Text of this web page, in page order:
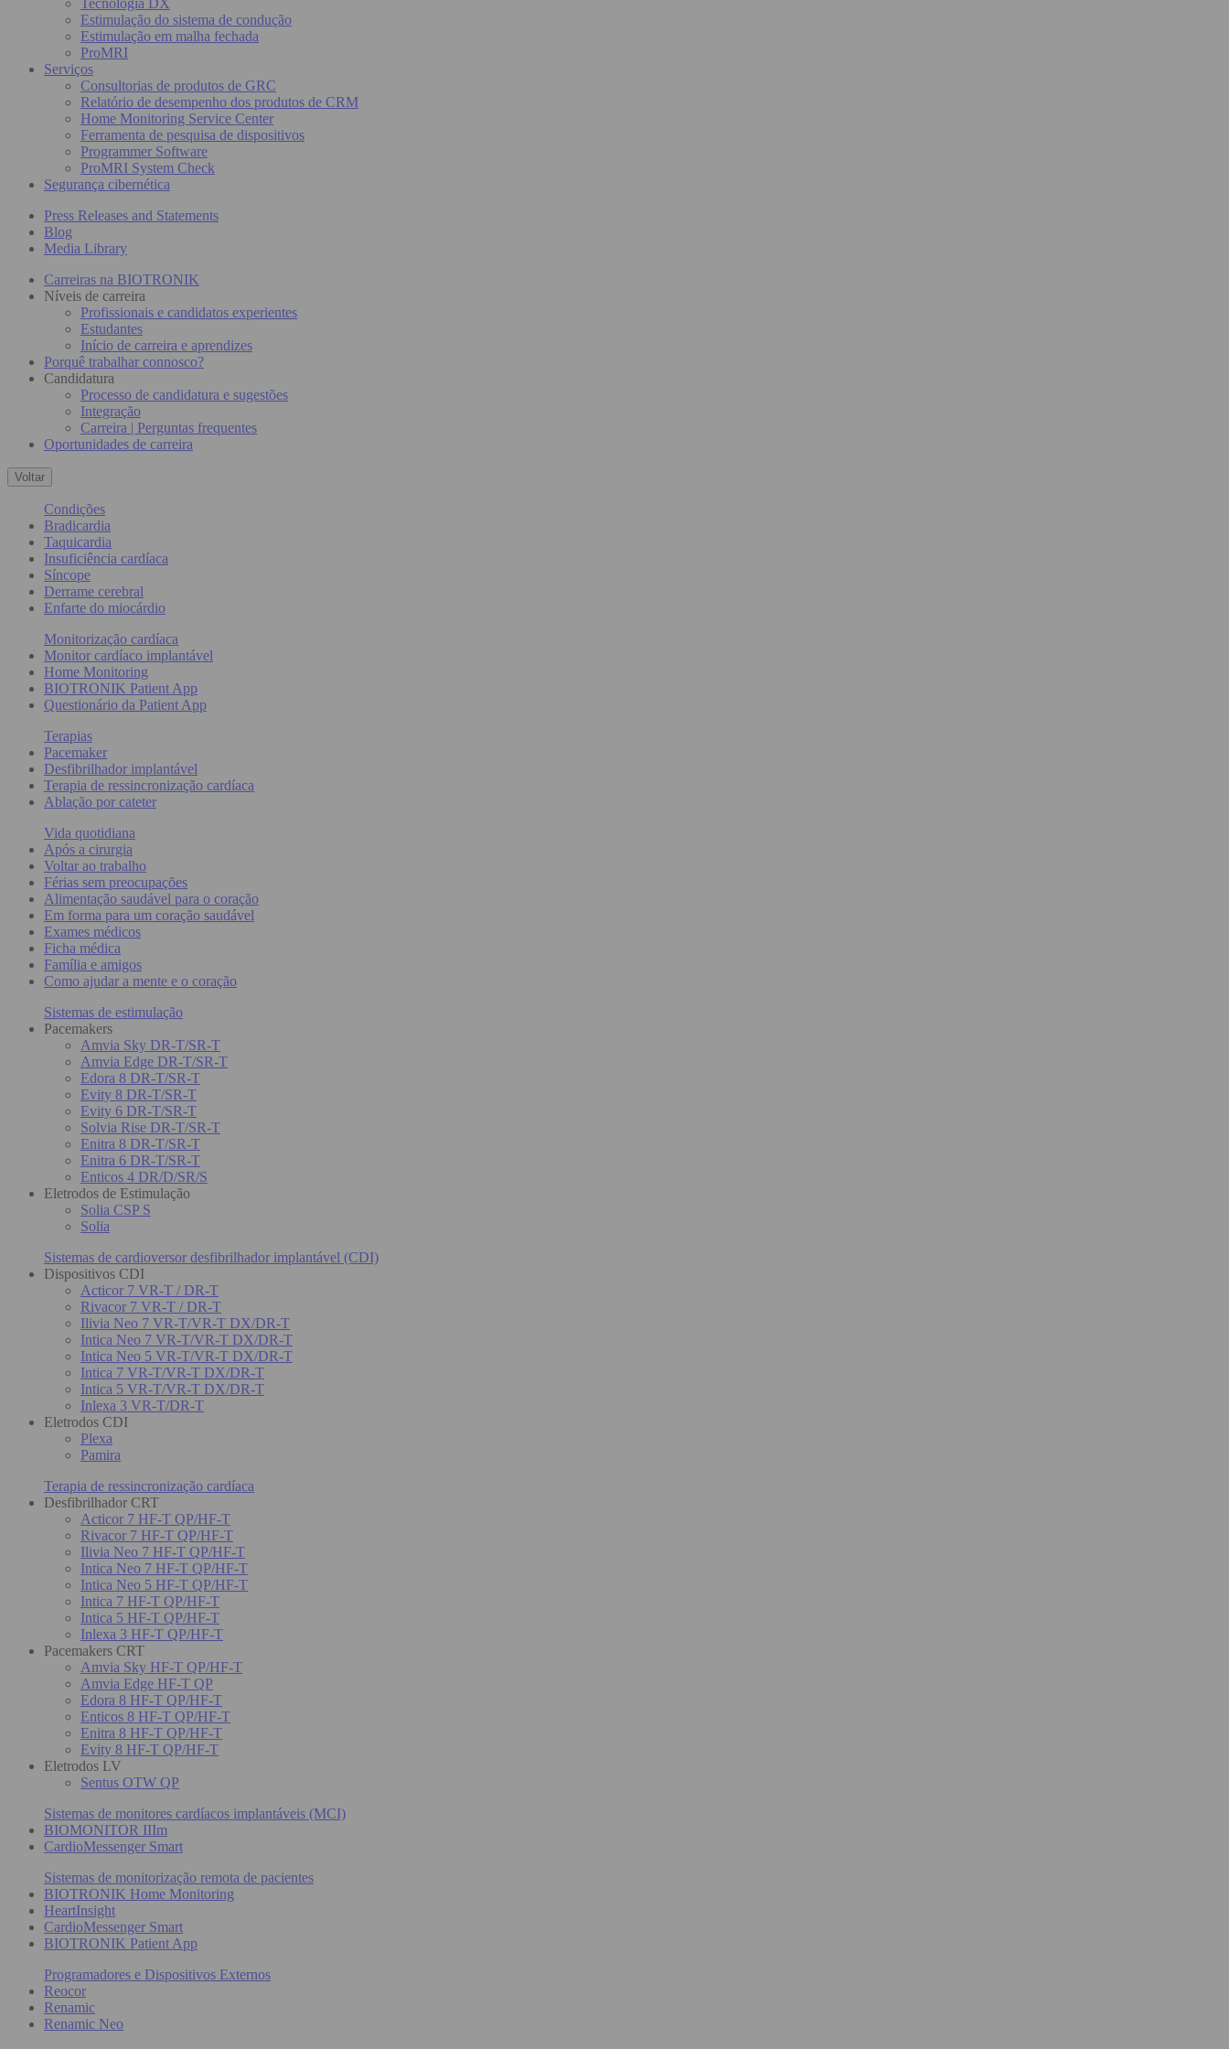
Estimulação do sistema de condução
Estimulação em malha fechada
ProMRI
Serviços
Consultorias de produtos de GRC
Relatório de desempenho dos produtos de CRM
Home Monitoring Service Center
Ferramenta de pesquisa de dispositivos
Programmer Software
ProMRI System Check
Segurança cibernética
Press Releases and Statements
Blog
Media Library
Carreiras na BIOTRONIK
Níveis de carreira
Profissionais e candidatos experientes
Estudantes
Início de carreira e aprendizes
Porquê trabalhar connosco?
Candidatura
Processo de candidatura e sugestões
Integração
Carreira | Perguntas frequentes
Oportunidades de carreira
Voltar
Condições
Bradicardia
Taquicardia
Insuficiência cardíaca
Síncope
Derrame cerebral
Enfarte do miocárdio
Monitorização cardíaca
Monitor cardíaco implantável
Home Monitoring
BIOTRONIK Patient App
Questionário da Patient App
Terapias
Pacemaker
Desfibrilhador implantável
Terapia de ressincronização cardíaca
Ablação por cateter
Vida quotidiana
Após a cirurgia
Voltar ao trabalho
Férias sem preocupações
Alimentação saudável para o coração
Em forma para um coração saudável
Exames médicos
Ficha médica
Família e amigos
Como ajudar a mente e o coração
Sistemas de estimulação
Pacemakers
Amvia Sky DR-T/SR-T
Amvia Edge DR-T/SR-T
Edora 8 DR-T/SR-T
Evity 8 DR-T/SR-T
Evity 6 DR-T/SR-T
Solvia Rise DR-T/SR-T
Enitra 8 DR-T/SR-T
Enitra 6 DR-T/SR-T
Enticos 4 DR/D/SR/S
Eletrodos de Estimulação
Solia CSP S
Solia
Sistemas de cardioversor desfibrilhador implantável (CDI)
Dispositivos CDI
Acticor 7 VR-T / DR-T
Rivacor 7 VR-T / DR-T
Ilivia Neo 7 VR-T/VR-T DX/DR-T
Intica Neo 7 VR-T/VR-T DX/DR-T
Intica Neo 5 VR-T/VR-T DX/DR-T
Intica 7 VR-T/VR-T DX/DR-T
Intica 5 VR-T/VR-T DX/DR-T
Inlexa 3 VR-T/DR-T
Eletrodos CDI
Plexa
Pamira
Terapia de ressincronização cardíaca
Desfibrilhador CRT
Acticor 7 HF-T QP/HF-T
Rivacor 7 HF-T QP/HF-T
Ilivia Neo 7 HF-T QP/HF-T
Intica Neo 7 HF-T QP/HF-T
Intica Neo 5 HF-T QP/HF-T
Intica 7 HF-T QP/HF-T
Intica 5 HF-T QP/HF-T
Inlexa 3 HF-T QP/HF-T
Pacemakers CRT
Amvia Sky HF-T QP/HF-T
Amvia Edge HF-T QP
Edora 8 HF-T QP/HF-T
Enticos 8 HF-T QP/HF-T
Enitra 8 HF-T QP/HF-T
Evity 8 HF-T QP/HF-T
Eletrodos LV
Sentus OTW QP
Sistemas de monitores cardíacos implantáveis (MCI)
BIOMONITOR IIIm
CardioMessenger Smart
Sistemas de monitorização remota de pacientes
BIOTRONIK Home Monitoring
HeartInsight
CardioMessenger Smart
BIOTRONIK Patient App
Programadores e Dispositivos Externos
Reocor
Renamic
Renamic Neo